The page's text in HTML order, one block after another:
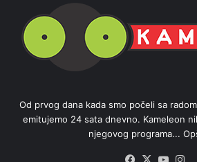
Od prvog dana kada smo počeli sa
emitujemo 24 sata dnevno. Kameleon
njegovog programa...